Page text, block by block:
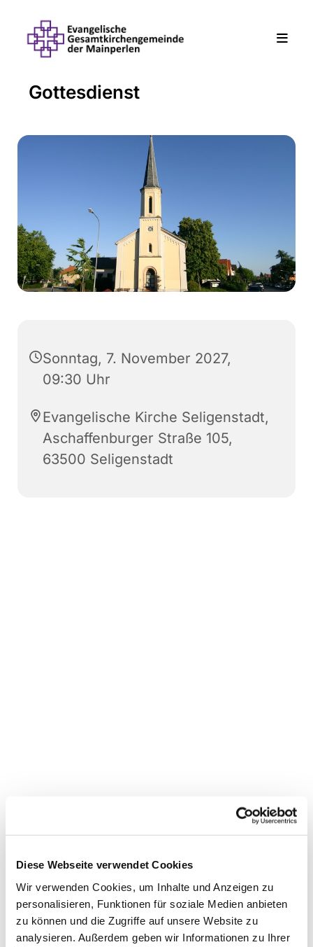
Diese Webseite verwendet Cookies
Wir verwenden Cookies, um Inhalte und Anzeigen zu
personalisieren, Funktionen für soziale Medien anbieten
zu können und die Zugriffe auf unsere Website zu
analysieren. Außerdem geben wir Informationen zu Ihrer
Gottesdienst
Sonntag, 7. November 2027,
09:30 Uhr
Evangelische Kirche Seligenstadt,
Aschaffenburger Straße 105,
63500 Seligenstadt
Dies könnte Sie auch
interessieren